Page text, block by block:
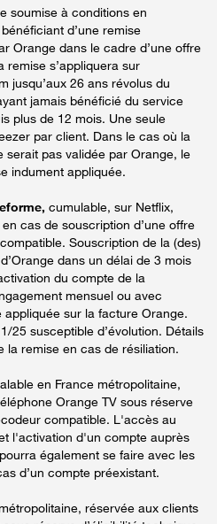
soumise à conditions en
d’une remise
Orange dans le cadre d’une offre
remise s’appliquera sur
jusqu’aux 26 ans révolus du
jamais bénéficié du service
plus de 12 mois. Une seule
par client. Dans le cas où la
serait pas validée par Orange, le
indument appliquée.
cumulable, sur Netflix,
cas de souscription d’une offre
Souscription de la (des)
dans un délai de 3 mois
du compte de la
mensuel ou avec
sur la facture Orange.
25 susceptible d’évolution. Détails
la remise en cas de résiliation.
en France métropolitaine,
Orange TV sous réserve
compatible. L'accès au
l'activation d'un compte auprès
également se faire avec les
d’un compte préexistant.
réservée aux clients